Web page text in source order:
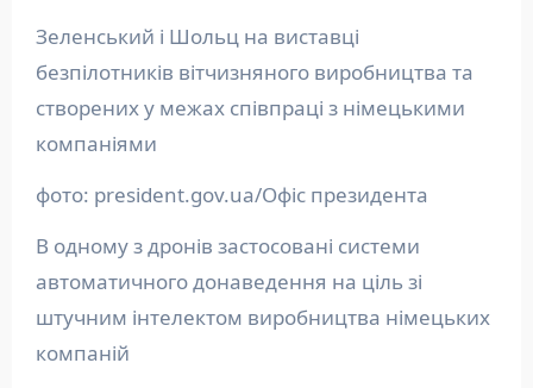
Зеленський і Шольц на виставці
безпілотників вітчизняного виробництва та
створених у межах співпраці з німецькими
компаніями
фото: president.gov.ua/Офіс президента
В одному з дронів застосовані системи
автоматичного донаведення на ціль зі
штучним інтелектом виробництва німецьких
компаній